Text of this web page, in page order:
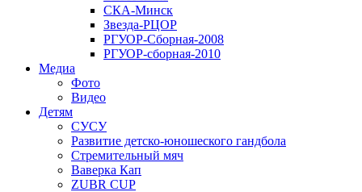
СКА-Минск
Звезда-РЦОР
РГУОР-Сборная-2008
РГУОР-сборная-2010
Медиа
Фото
Видео
Детям
СУСУ
Развитие детско-юношеского гандбола
Стремительный мяч
Ваверка Кап
ZUBR CUP